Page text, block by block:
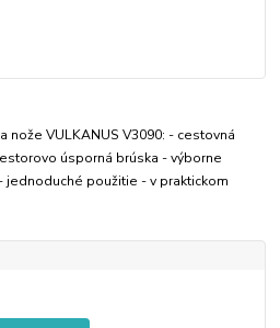
nože VULKANUS V3090: - cestovná
úsporná brúska - výborne
použitie - v praktickom